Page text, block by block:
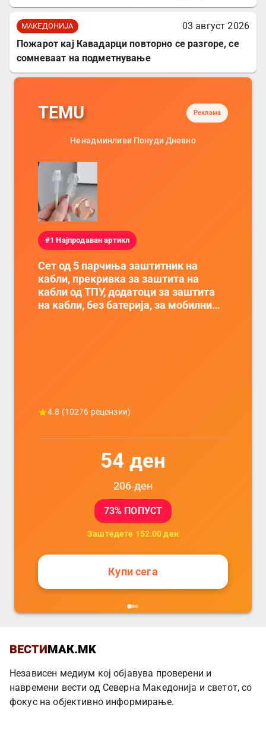
МАКЕДОНИЈА
03 август 2026
Пожарот кај Кавадарци повторно се разгоре, се
сомневаат на подметнување
TEMU Реклама
Ненадминливи Понуди Дневно
#1 Најпродаван артикл
Сет од 5 парчиња заштитник на
кабли, прекривка за заштита на
кабли од ТПУ, додатоци за заштита
на кабли, без батерија, за мобилни
4.8 (10276 рецензии)
54 ден
206ден
73% ПОПУСТ
Заштедете 152.00 ден
Купи сега
ВЕСТИМАК.MK
Независен медиум кој објавува проверени и
навремени вести од Северна Македонија и светот, со
фокус на објективно информирање.